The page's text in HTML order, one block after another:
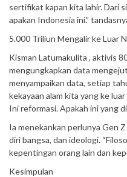
sertifikat kapan kita lahir. Dari
apakan Indonesia ini.”
5.000 Triliun Mengalir ke Luar
Kisman Latumakulita , aktivis
mengungkapkan data
menyampaikan data, setiap
kekayaan alam kita yang ke
Ini reformasi. Apakah ini yang
Ia menekankan perlunya Gen
diri bangsa, dan ideologi.
kepentingan orang lain dan
Kesimpulan